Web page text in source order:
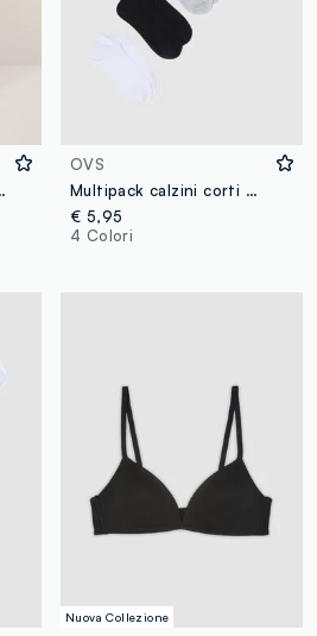
regular fit
OVS
Multipack calzini corti multicolor in misto cotone regular fit
€ 5,95
4 Colori
Nuova Collezione